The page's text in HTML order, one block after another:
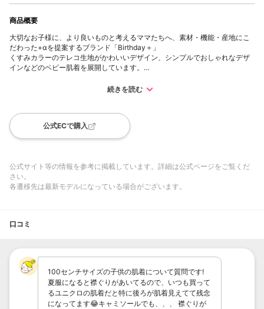
商品概要
大切なお子様に、より良いものと考えるママたちへ、素材・機能・産地にこ
だわった+αを提案するブランド「Birthday＋」
くすみカラーのテレコ生地がかわいいデザイン、シンプルでおしゃれなデザ
インなどのベビー肌着を展開しています。
続きを読む
公式ECで購入
公式サイト等の情報を参考に掲載しています。詳細は公式ページをご覧くだ
さい。
各遷移先は最新モデルになっている場合がございます。
口コミ
100センチサイズの子供の肌着について質問です!
夏服になると襟ぐりがあいてるので、いつも買って
るユニクロの肌着だと特に後ろが肌着見えてて残念
になってます😂キャミソールでも、、、 襟ぐりが